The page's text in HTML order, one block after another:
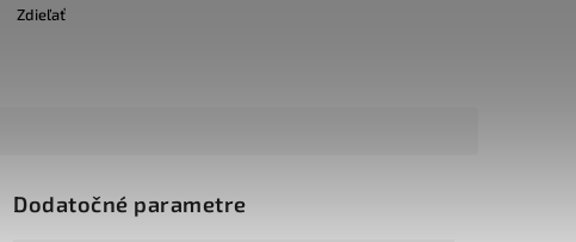
Zdieľať
Dodatočné parametre